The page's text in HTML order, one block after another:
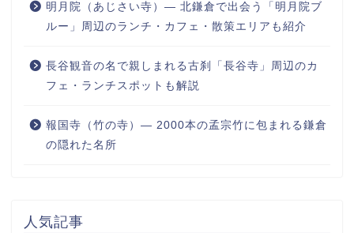
明月院（あじさい寺）― 北鎌倉で出会う「明月院ブ
ルー」周辺のランチ・カフェ・散策エリアも紹介
長谷観音の名で親しまれる古刹「長谷寺」周辺のカ
フェ・ランチスポットも解説
報国寺（竹の寺）― 2000本の孟宗竹に包まれる鎌倉
の隠れた名所
人気記事